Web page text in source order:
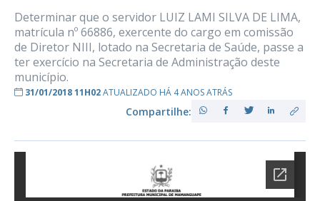
Determinar que o servidor LUIZ LAMI SILVA DE LIMA,
matrícula nº 66886, exercente do cargo em comissão
de Diretor NIII, lotado na Secretaria de Saúde, passe a
ter exercício na Secretaria de Administração deste
município.
31/01/2018 11H02ATUALIZADO HÁ 4 ANOS ATRÁS
Compartilhe: